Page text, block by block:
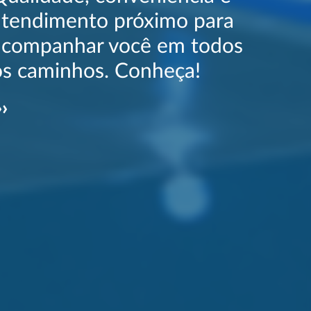
próximo para
você em todos
caminhos. Conheça!